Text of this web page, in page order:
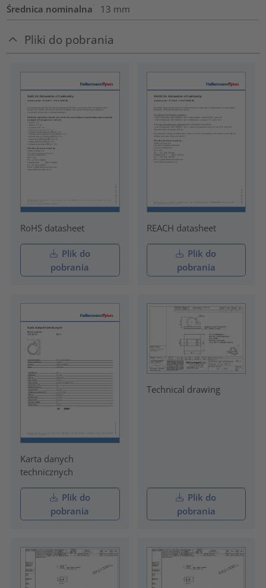
Średnica nominalna 13 mm
Pliki do pobrania
RoHS datasheet
Plik do
pobrania
REACH datasheet
Plik do
pobrania
Karta danych
technicznych
Plik do
pobrania
Technical drawing
Plik do
pobrania